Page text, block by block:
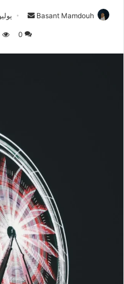
Basant Mamdouh
أرسل
بريدا
يوليو 22,
0